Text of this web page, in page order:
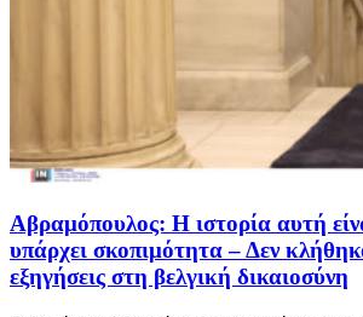
Αβραμόπουλος: Η ιστορία αυτή
υπάρχει σκοπιμότητα – Δεν
εξηγήσεις στη βελγική δικαιοσύνη